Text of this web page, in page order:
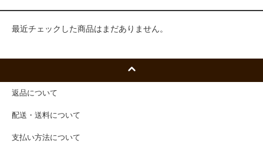
最近チェックした商品はまだありません。
返品について
配送・送料について
支払い方法について